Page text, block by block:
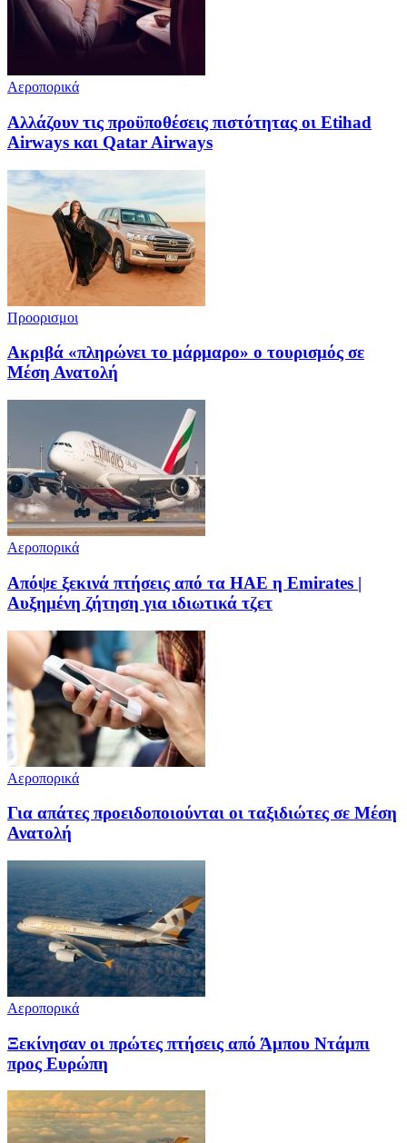
Αεροπορικά
Αλλάζουν τις προϋποθέσεις πιστότητας οι Etihad
Airways και Qatar Airways
Προορισμοι
Ακριβά «πληρώνει το μάρμαρο» ο τουρισμός σε
Μέση Ανατολή
Αεροπορικά
Απόψε ξεκινά πτήσεις από τα ΗΑΕ η Emirates |
Αυξημένη ζήτηση για ιδιωτικά τζετ
Αεροπορικά
Για απάτες προειδοποιούνται οι ταξιδιώτες σε Μέση
Ανατολή
Αεροπορικά
Ξεκίνησαν οι πρώτες πτήσεις από Άμπου Ντάμπι
προς Ευρώπη